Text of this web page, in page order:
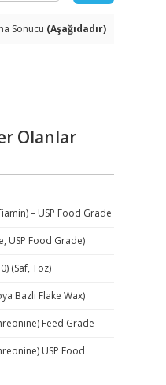
Sonucu (Aşağıdadır)
Olanlar
– USP Food Grade
USP Food Grade)
(Saf, Toz)
Bazlı Flake Wax)
Feed Grade
USP Food